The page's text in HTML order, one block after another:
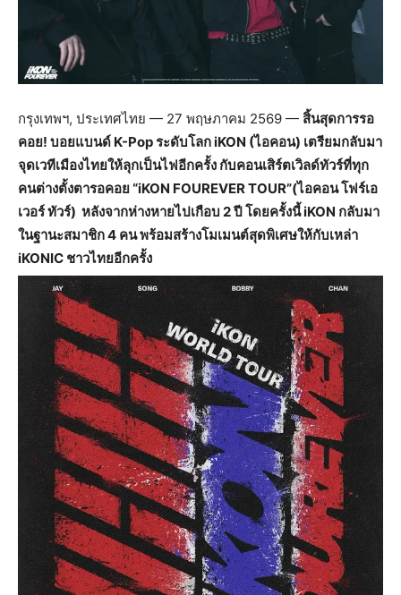
กรุงเทพฯ, ประเทศไทย — 27 พฤษภาคม 2569 — สิ้นสุดการรอ
คอย! บอยแบนด์ K-Pop ระดับโลก iKON (ไอคอน) เตรียมกลับมา
จุดเวทีเมืองไทยให้ลุกเป็นไฟอีกครั้ง กับคอนเสิร์ตเวิลด์ทัวร์ที่ทุก
คนต่างตั้งตารอคอย “iKON FOUREVER TOUR”(ไอคอน โฟร์เอ
เวอร์ ทัวร์) หลังจากห่างหายไปเกือบ 2 ปี โดยครั้งนี้ iKON กลับมา
ในฐานะสมาชิก 4 คน พร้อมสร้างโมเมนต์สุดพิเศษให้กับเหล่า
iKONIC ชาวไทยอีกครั้ง